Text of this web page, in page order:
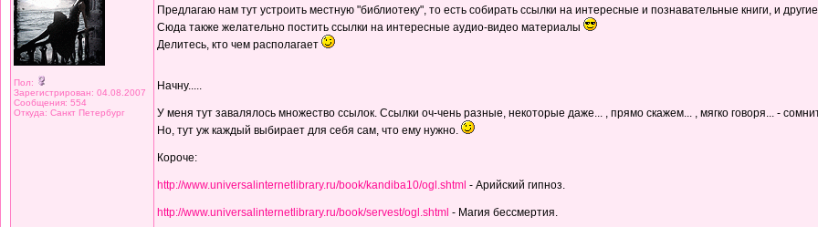
Пол:
Зарегистрирован: 04.08.2007
Сообщения: 554
Откуда: Санкт Петербург
Предлагаю нам тут устроить местную "библиотеку", то есть собирать ссылки на интересные и познавательные книги, и
Сюда также желательно постить ссылки на интересные аудио-видео материалы
Делитесь, кто чем располагает
Начну.....
У меня тут завалялось множество ссылок. Ссылки оч-чень разные, некоторые даже... , прямо скажем... , мягко говоря... -
Но, тут уж каждый выбирает для себя сам, что ему нужно.
Короче:
http://www.universalinternetlibrary.ru/book/kandiba10/ogl.shtml - Арийский гипноз.
http://www.universalinternetlibrary.ru/book/servest/ogl.shtml - Магия бессмертия.